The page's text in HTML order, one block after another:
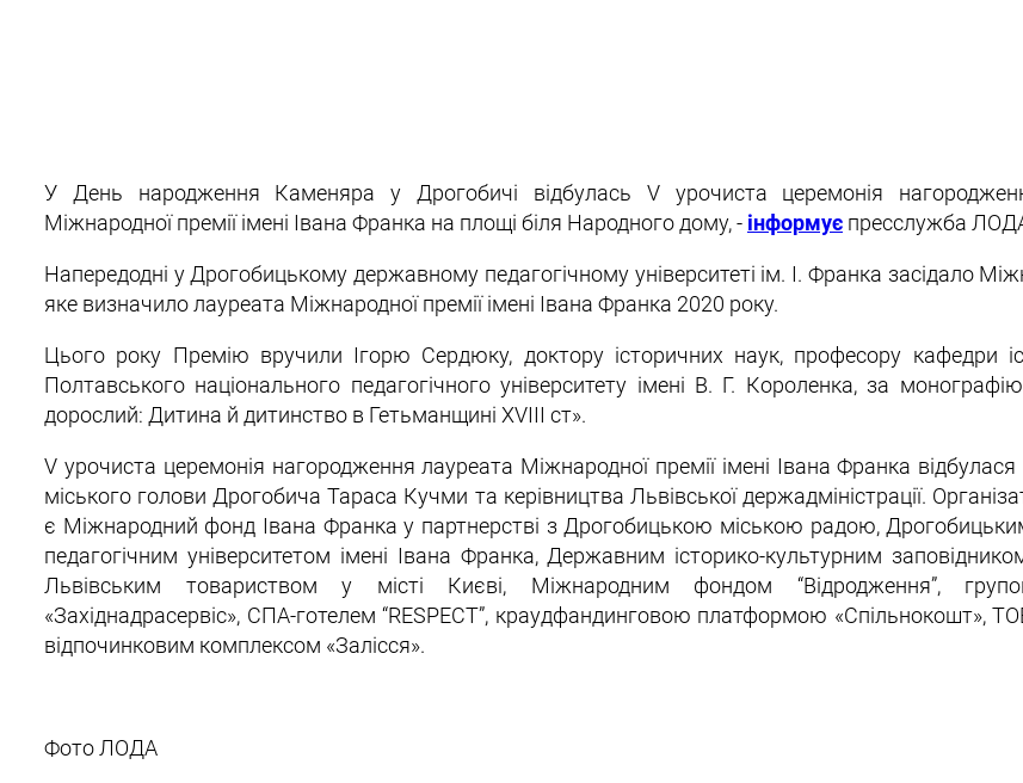
У День народження Каменяра у Дрогобичі відбулась V урочиста церемонія
Міжнародної премії імені Івана Франка на площі біля Народного дому, - інформує пресслужба
Напередодні у Дрогобицькому державному педагогічному університеті ім. І. Франка засідало
яке визначило лауреата Міжнародної премії імені Івана Франка 2020 року.
Цього року Премію вручили Ігорю Сердюку, доктору історичних наук, професору кафедри
Полтавського національного педагогічного університету імені В. Г. Короленка, за
дорослий: Дитина й дитинство в Гетьманщині ХVІІІ ст».
V урочиста церемонія нагородження лауреата Міжнародної премії імені Івана Франка
міського голови Дрогобича Тараса Кучми та керівництва Львівської держадміністрації.
є Міжнародний фонд Івана Франка у партнерстві з Дрогобицькою міською радою,
педагогічним університетом імені Івана Франка, Державним історико-культурним
Львівським товариством у місті Києві, Міжнародним фондом “Відродження”,
«Західнадрасервіс», СПА-готелем “RESPECT”, краудфандинговою платформою «Спільнокошт»,
відпочинковим комплексом «Залісся».
Фото ЛОДА